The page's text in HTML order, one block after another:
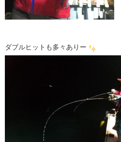
ダブルヒットも多々ありー